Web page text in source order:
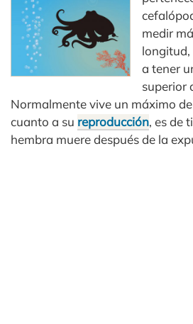
medir
longitud,
a tener
superior
Normalmente vive un máximo
cuanto a su reproducción, es de
hembra muere después de la